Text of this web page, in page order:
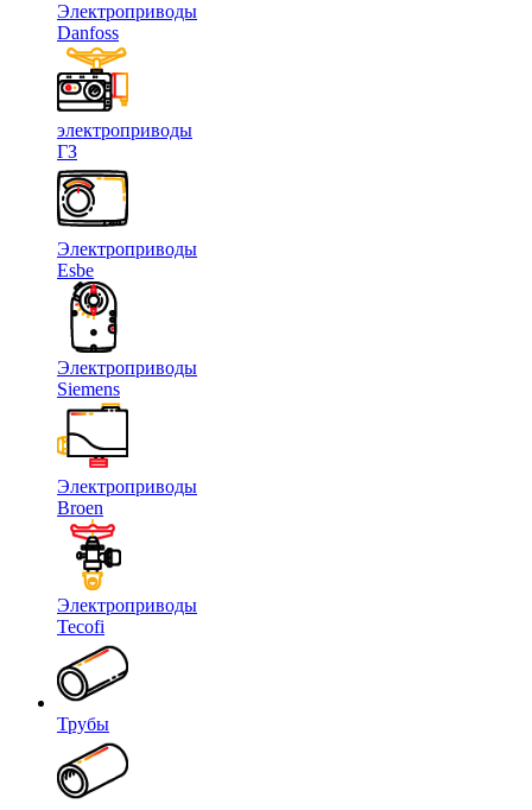
Электроприводы
Danfoss
электроприводы
ГЗ
Электроприводы
Esbe
Электроприводы
Siemens
Электроприводы
Broen
Электроприводы
Tecofi
Трубы